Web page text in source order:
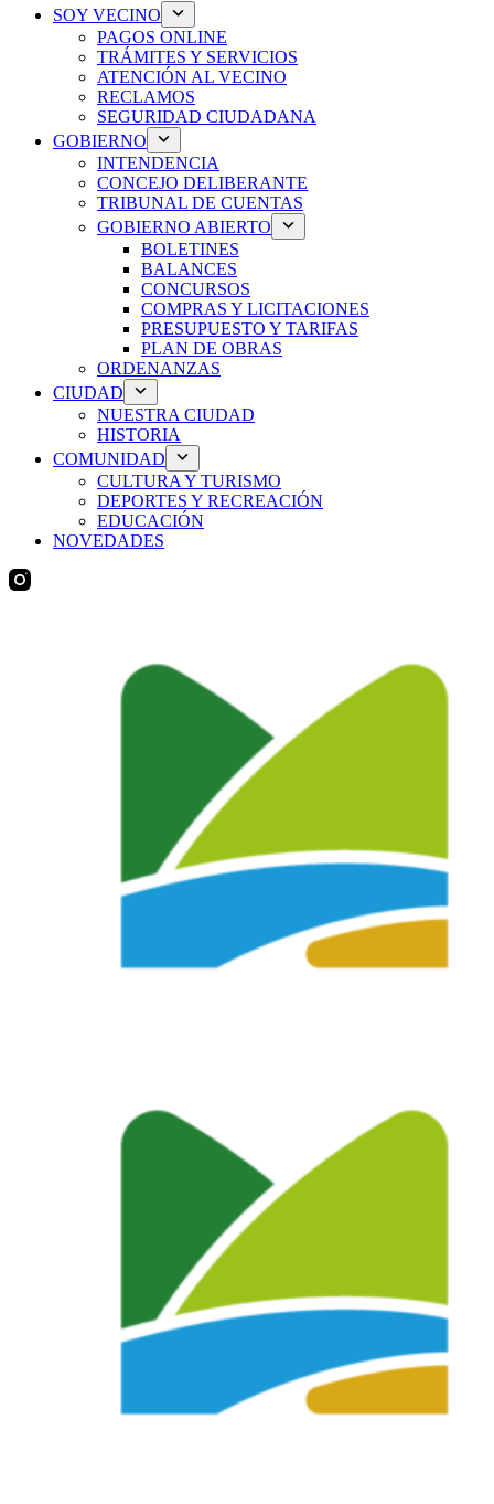
SOY VECINO
PAGOS ONLINE
TRÁMITES Y SERVICIOS
ATENCIÓN AL VECINO
RECLAMOS
SEGURIDAD CIUDADANA
GOBIERNO
INTENDENCIA
CONCEJO DELIBERANTE
TRIBUNAL DE CUENTAS
GOBIERNO ABIERTO
BOLETINES
BALANCES
CONCURSOS
COMPRAS Y LICITACIONES
PRESUPUESTO Y TARIFAS
PLAN DE OBRAS
ORDENANZAS
CIUDAD
NUESTRA CIUDAD
HISTORIA
COMUNIDAD
CULTURA Y TURISMO
DEPORTES Y RECREACIÓN
EDUCACIÓN
NOVEDADES